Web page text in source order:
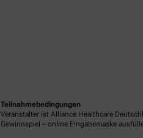
Teilnahmebedingungen
Veranstalter ist Alliance Healthcare
Gewinnspiel – online Eingabemaske